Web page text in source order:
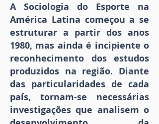
A Sociologia do Esporte na
América Latina começou a se
estruturar a partir dos anos
1980, mas ainda é incipiente o
reconhecimento dos estudos
produzidos na região. Diante
das particularidades de cada
país, tornam-se necessárias
investigações que analisem o